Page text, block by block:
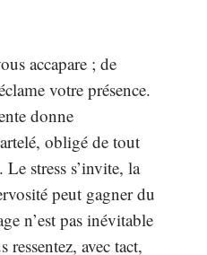
accapare ; de
votre présence.
donne
obligé de tout
stress s’invite, la
peut gagner du
n’est pas inévitable
ressentez, avec tact,